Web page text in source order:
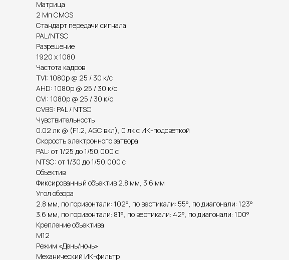
Матрица
2 Мп CMOS
Стандарт передачи сигнала
PAL/NTSC
Разрешение
1920 x 1080
Частота кадров
TVI: 1080p @ 25 / 30 к/с
AHD: 1080p @ 25 / 30 к/c
CVI: 1080p @ 25 / 30 к/c
CVBS: PAL / NTSC
Чувствительность
0.02 лк @ (F1.2, AGC вкл), 0 лк с ИК-подсветкой
Скорость электронного затвора
PAL: от 1/25 до 1/50,000 с
NTSC: от 1/30 до 1/50,000 с
Объектив
Фиксированный объектив 2.8 мм, 3.6 мм
Угол обзора
2.8 мм, по горизонтали: 102°, по вертикали: 55°, по диагонали: 123°
3.6 мм, по горизонтали: 81°, по вертикали: 42°, по диагонали: 100°
Крепление объектива
M12
Режим «День/ночь»
Механический ИК-фильтр